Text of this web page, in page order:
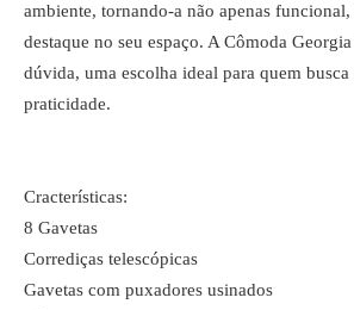
ambiente, tornando-a não apenas
destaque no seu espaço. A Cômoda
dúvida, uma escolha ideal para quem busca
praticidade.
Cracterísticas:
8 Gavetas
Corrediças telescópicas
Gavetas com puxadores usinados